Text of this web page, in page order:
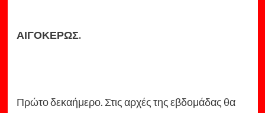
ΑΙΓΟΚΕΡΩΣ.
Πρώτο δεκαήμερο. Στις αρχές της εβδομάδας θα